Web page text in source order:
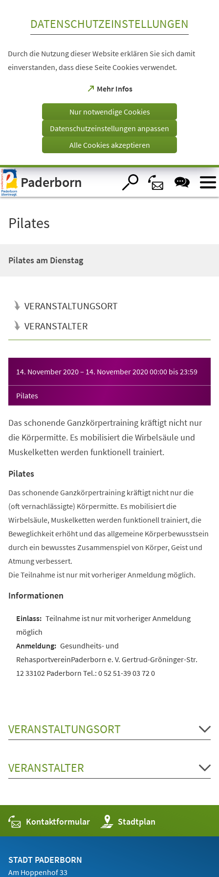
Visuelle
Assistenzsoftware
öffnen.
DATENSCHUTZEINSTELLUNGEN
Durch die Nutzung dieser Website erklären Sie sich damit
einverstanden, dass diese Seite Cookies verwendet.
Mehr Infos
(Öffnet
einem
Tab)
Nur notwendige Cookies
Datenschutzeinstellungen anpassen
Alle Cookies akzeptieren
Paderborn
Pilates
Pilates am Dienstag
VERANSTALTUNGSORT
VERANSTALTER
14. November 2020– 14. November 202000:00 bis23:59
Pilates
Das schonende Ganzkörpertraining kräftigt nicht nur
die Körpermitte. Es mobilisiert die Wirbelsäule und
Muskelketten werden funktionell trainiert.
Pilates
Das schonende Ganzkörpertraining kräftigt nicht nur die
(oft vernachlässigte) Körpermitte. Es mobilisiert die
Wirbelsäule, Muskelketten werden funktionell trainiert, die
Beweglichkeit erhöht und das allgemeine Körperbewusstsein
durch ein bewusstes Zusammenspiel von Körper, Geist und
Atmung verbessert.
Die Teilnahme ist nur mit vorheriger Anmeldung möglich.
Informationen
Teilnahme ist nur mit vorheriger Anmeldung
möglich
Gesundheits- und
RehasportvereinPaderborn e. V. Gertrud-Gröninger-Str.
12 33102 Paderborn Tel.: 0 52 51-39 03 72 0
VERANSTALTUNGSORT
VERANSTALTER
Kontaktformular Stadtplan
(Öffnet
in
einem
STADT PADERBORN
Am Hoppenhof 33